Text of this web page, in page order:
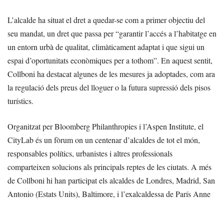
L’alcalde ha situat el dret a quedar-se com a primer objectiu del
seu mandat, un dret que passa per “garantir l’accés a l’habitatge en
un entorn urbà de qualitat, climàticament adaptat i que sigui un
espai d’oportunitats econòmiques per a tothom”. En aquest sentit,
Collboni ha destacat algunes de les mesures ja adoptades, com ara
la regulació dels preus del lloguer o la futura supressió dels pisos
turístics.
Organitzat per Bloomberg Philanthropies i l’Aspen Institute, el
CityLab és un fòrum on un centenar d’alcaldes de tot el món,
responsables polítics, urbanistes i altres professionals
comparteixen solucions als principals reptes de les ciutats. A més
de Collboni hi han participat els alcaldes de Londres, Madrid, San
Antonio (Estats Units), Baltimore, i l’exalcaldessa de París Anne